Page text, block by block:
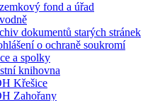
fond a úřad
dokumentů starých stránek
o ochraně soukromí
a spolky
knihovna
Křešice
Zahořany